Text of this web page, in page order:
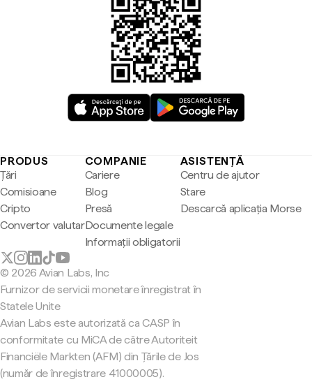
PRODUS
Țări
Comisioane
Cripto
Convertor valutar
COMPANIE
Cariere
Blog
Presă
Documente legale
Informații obligatorii
ASISTENȚĂ
Centru de ajutor
Stare
Descarcă aplicația Morse
© 2026 Avian Labs, Inc
Furnizor de servicii monetare înregistrat în
Statele Unite
Avian Labs este autorizată ca CASP în
conformitate cu MiCA de către Autoriteit
Financiële Markten (AFM) din Țările de Jos
(număr de înregistrare 41000005).